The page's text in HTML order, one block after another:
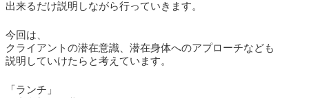
出来るだけ説明しながら行っていきます。
今回は、
クライアントの潜在意識、潜在身体へのアプローチなども
説明していけたらと考えています。
「ランチ」